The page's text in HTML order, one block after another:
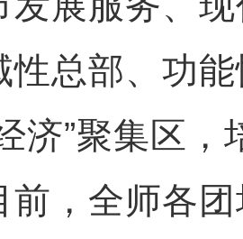
性总部、功
济”聚集区
前，全师各